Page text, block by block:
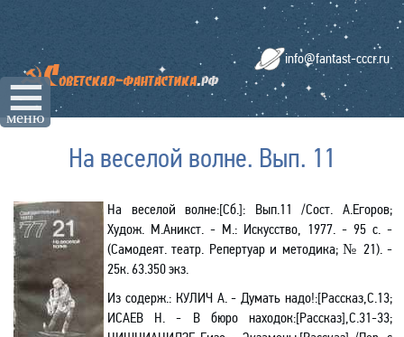
☰
меню
info@fantast-cccr.ru
На веселой волне. Вып. 11
На веселой волне:[Сб.]: Вып.11/Сост. А.Егоров;
Худож. М.Аникст. - М.: Искусство, 1977. - 95 с. -
(Самодеят. театр. Репертуар и методика; № 21). -
25к. 63.350 экз.
Из содерж.: КУЛИЧ А. - Думать надо!:[Рассказ,С.13;
ИСАЕВ Н. - В бюро находок:[Рассказ],С.31-33;